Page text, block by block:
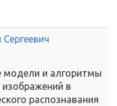
модели и алгоритмы
изображений в
распознавания